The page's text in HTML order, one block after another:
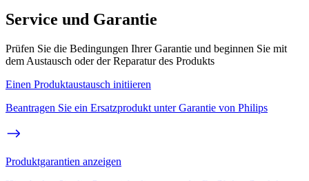
Service und Garantie
Prüfen Sie die Bedingungen Ihrer Garantie und beginnen Sie mit
dem Austausch oder der Reparatur des Produkts
Einen Produktaustausch initiieren
Beantragen Sie ein Ersatzprodukt unter Garantie von Philips
Produktgarantien anzeigen